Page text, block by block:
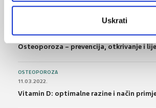
Uskrati
28.06.2016.
Osteoporoza – prevencija, otkrivanje i
OSTEOPOROZA
11.03.2022.
Vitamin D: optimalne razine i način